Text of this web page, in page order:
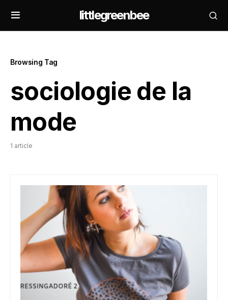
littlegreenbee
Browsing Tag
sociologie de la
mode
1 article